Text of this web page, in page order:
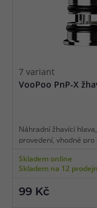
7 variant
VooPoo PnP-X
Náhradní žhavící
provedení, vhodné pro
Skladem online
Skladem na 12
99 Kč